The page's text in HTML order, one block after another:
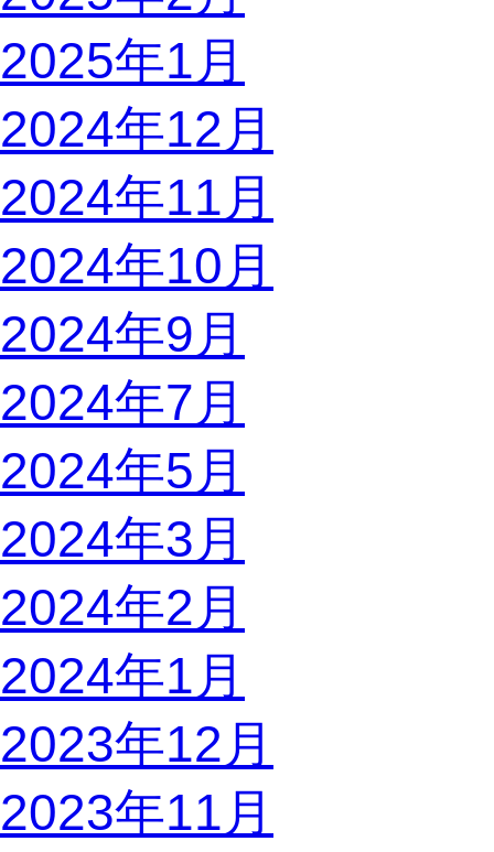
2025年1月
2024年12月
2024年11月
2024年10月
2024年9月
2024年7月
2024年5月
2024年3月
2024年2月
2024年1月
2023年12月
2023年11月